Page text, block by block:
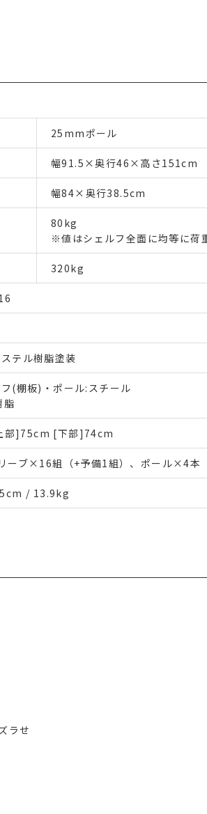
25mmポール
幅91.5×奥行46×高さ151cm
幅84×奥行38.5cm
80kg
※値はシェルフ全面に均等に荷
320kg
テル樹脂塗装
(棚板)・ポール:スチール
脂
部]75cm [下部]74cm
ーブ×16組（+予備1組）、ポール×4本
/ 13.9kg
ラせ